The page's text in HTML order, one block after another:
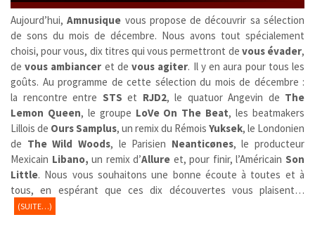
Aujourd’hui,Amnusique vous propose de découvrir sa sélection
de sons du mois de décembre. Nous avons tout spécialement
choisi, pour vous, dix titres qui vous permettront de vous évader,
devous ambiancer et devous agiter. Il y en aura pour tous les
goûts. Au programme de cette sélection du mois de décembre :
la rencontre entre STS et RJD2, le quatuor Angevin de The
Lemon Queen, le groupe LoVe On The Beat, les beatmakers
Lillois de Ours Samplus, un remix du Rémois Yuksek, le Londonien
de The Wild Woods, le Parisien Neanticønes, le producteur
Mexicain Libano,un remix d’Allure et, pour finir, l’Américain Son
Little. Nous vous souhaitons une bonne écoute à toutes et à
tous, en espérant que ces dix découvertes vous plaisent…
(SUITE…)